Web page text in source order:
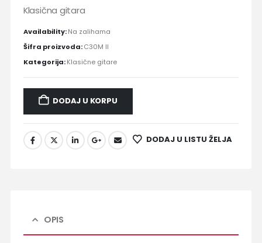
Klasična gitara
Availability:Na zalihama
Šifra proizvoda:C30M II
Kategorija:Klasične gitare
DODAJ U KORPU
DODAJ U LISTU ŽELJA
OPIS